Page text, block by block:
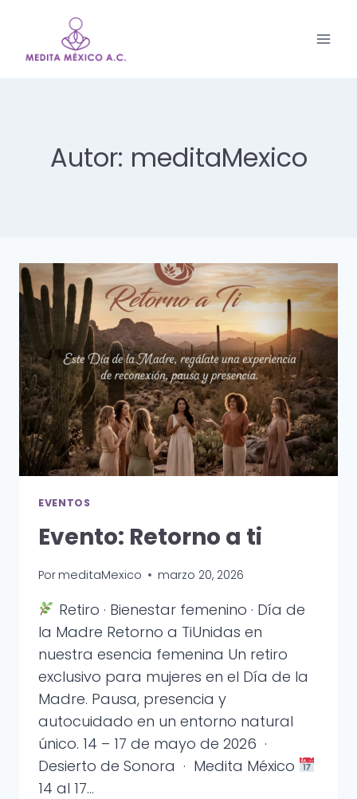
contenido
Autor: meditaMexico
EVENTOS
Evento: Retorno a ti
Por meditaMexico marzo 20, 2026
Retiro · Bienestar femenino · Día de
la Madre Retorno a TiUnidas en
nuestra esencia femenina Un retiro
exclusivo para mujeres en el Día de la
Madre. Pausa, presencia y
autocuidado en un entorno natural
único. 14 – 17 de mayo de 2026 ·
Desierto de Sonora · Medita México
14 al 17…